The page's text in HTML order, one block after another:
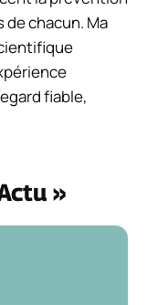
chacun. Ma
fiable,
»